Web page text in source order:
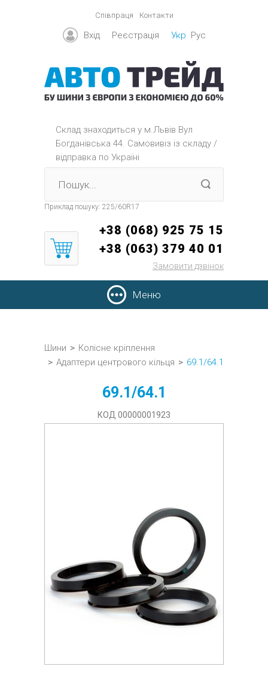
Співпраця Контакти
Вхід Реєстрація Укр Рус
Склад знаходиться y м.Львів Вул
Богданівська 44. Самовивіз із складу /
відправка по Україні
Приклад пошуку: 225/60R17
+38 (068) 925 75 15
+38 (063) 379 40 01
Замовити дзвінок
Меню
Шини > Колісне кріплення
> Адаптери центрового кільця > 69.1/64.1
69.1/64.1
КОД 00000001923